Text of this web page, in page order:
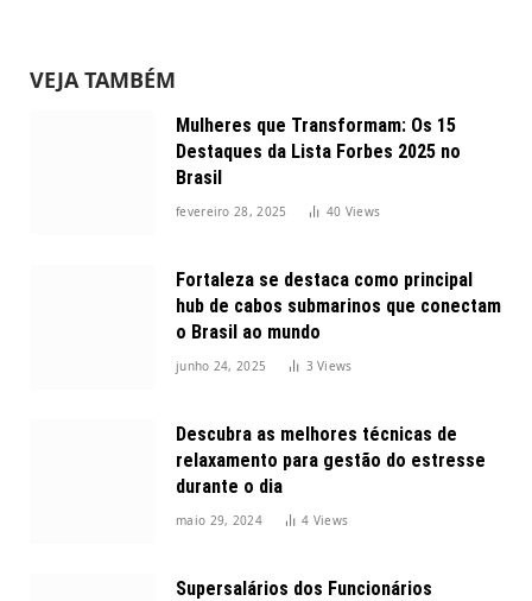
VEJA TAMBÉM
Mulheres que Transformam: Os 15
Destaques da Lista Forbes 2025 no
Brasil
fevereiro 28, 2025 40 Views
Fortaleza se destaca como principal
hub de cabos submarinos que conectam
o Brasil ao mundo
junho 24, 2025 3Views
Descubra as melhores técnicas de
relaxamento para gestão do estresse
durante o dia
maio 29, 2024 4 Views
Supersalários dos Funcionários